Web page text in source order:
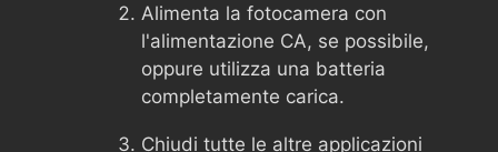
Alimenta la fotocamera con
l'alimentazione CA, se possibile,
oppure utilizza una batteria
completamente carica.
Chiudi tutte le altre applicazioni